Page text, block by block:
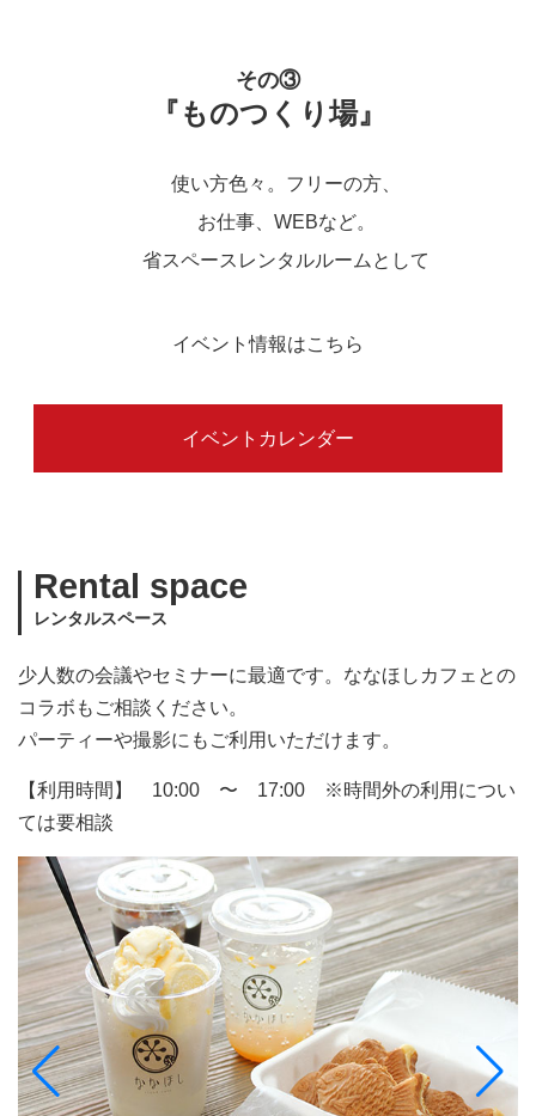
その③
『ものつくり場』
使い方色々。フリーの方、
お仕事、WEBなど。
省スペースレンタルルームとして
イベント情報はこちら
イベントカレンダー
Rental space
レンタルスペース
少人数の会議やセミナーに最適です。ななほしカフェとの
コラボもご相談ください。
パーティーや撮影にもご利用いただけます。
【利用時間】 10:00 〜 17:00 ※時間外の利用につい
ては要相談